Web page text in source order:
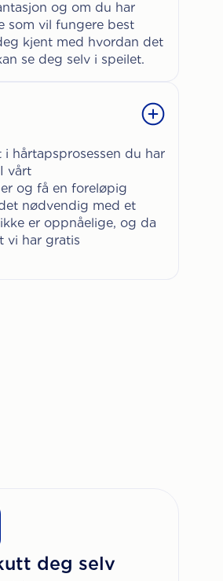
og om du har
som vil fungere best
kjent med hvordan det
se deg selv i speilet.
hårtapsprosessen du har
vårt
og få en foreløpig
nødvendig med et
er oppnåelige, og da
vi har gratis
deg selv